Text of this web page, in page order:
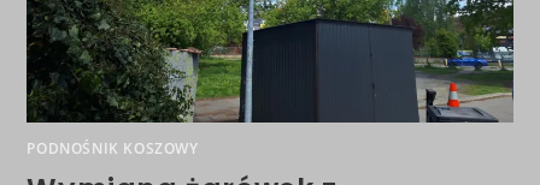
PODNOŚNIK KOSZOWY